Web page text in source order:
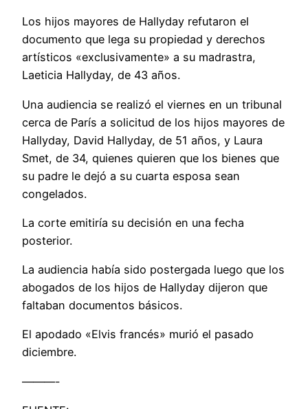
Los hijos mayores de Hallyday refutaron el
documento que lega su propiedad y derechos
artísticos «exclusivamente» a su madrastra,
Laeticia Hallyday, de 43 años.
Una audiencia se realizó el viernes en un tribunal
cerca de París a solicitud de los hijos mayores de
Hallyday, David Hallyday, de 51 años, y Laura
Smet, de 34, quienes quieren que los bienes que
su padre le dejó a su cuarta esposa sean
congelados.
La corte emitiría su decisión en una fecha
posterior.
La audiencia había sido postergada luego que los
abogados de los hijos de Hallyday dijeron que
faltaban documentos básicos.
El apodado «Elvis francés» murió el pasado
diciembre.
———-